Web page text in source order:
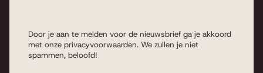
Door je aan te melden voor de nieuwsbrief ga je akkoord
met onze privacyvoorwaarden. We zullen je niet
spammen, beloofd!